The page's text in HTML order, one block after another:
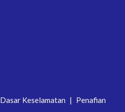
Dasar Keselamatan | Penafian